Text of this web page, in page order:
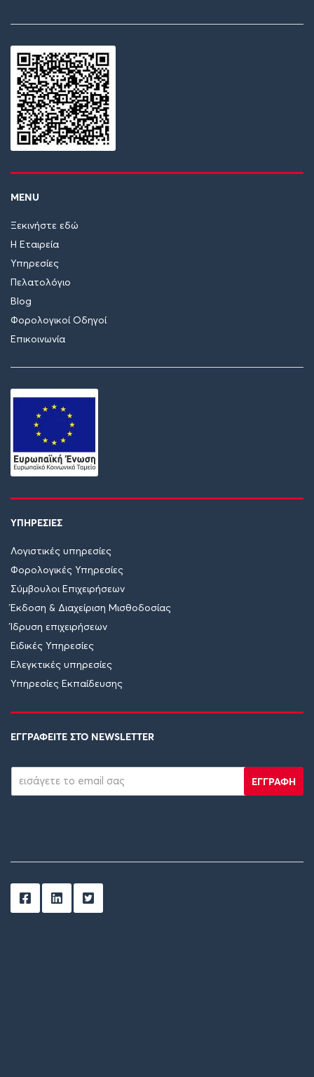
MENU
Ξεκινήστε εδώ
Η Εταιρεία
Υπηρεσίες
Πελατολόγιο
Blog
Φορολογικοί Οδηγοί
Επικοινωνία
ΥΠΗΡΕΣΙΕΣ
Λογιστικές υπηρεσίες
Φορολογικές Υπηρεσίες
Σύμβουλοι Επιχειρήσεων
Έκδοση & Διαχείριση Μισθοδοσίας
Ίδρυση επιχειρήσεων
Ειδικές Υπηρεσίες
Ελεγκτικές υπηρεσίες
Υπηρεσίες Εκπαίδευσης
ΕΓΓΡΑΦΕΙΤΕ ΣΤΟ NEWSLETTER
ΕΓΓΡΑΦΗ